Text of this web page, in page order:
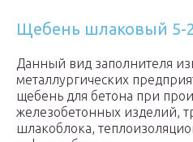
Щебень шлаковый 5-
Данный вид заполнителя
металлургических
щебень для бетона при
железобетонных изделий,
шлакоблока,